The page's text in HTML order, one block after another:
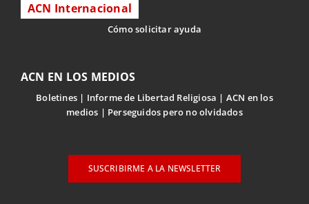
ACN Internacional
Cómo solicitar ayuda
ACN EN LOS MEDIOS
Boletines Informe de Libertad Religiosa
ACN en los
medios
Perseguidos pero no olvidados
SUSCRIBIRME A LA NEWSLETTER